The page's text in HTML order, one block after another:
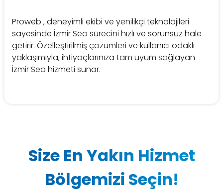
Proweb , deneyimli ekibi ve yenilikçi teknolojileri
sayesinde İzmir Seo sürecini hızlı ve sorunsuz hale
getirir. Özelleştirilmiş çözümleri ve kullanıcı odaklı
yaklaşımıyla, ihtiyaçlarınıza tam uyum sağlayan
İzmir Seo hizmeti sunar.
Size En Yakın Hizmet
Bölgemizi Seçin!